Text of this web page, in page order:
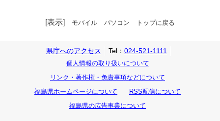
[表示] モバイル パソコン トップに戻る
県庁へのアクセス Tel： 024-521-1111
個人情報の取り扱いについて
リンク・著作権・免責事項などについて
福島県ホームページについて
RSS配信について
福島県の広告事業について